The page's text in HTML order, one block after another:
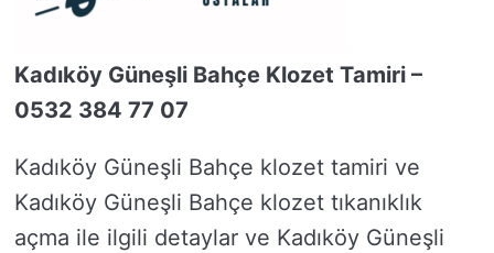
Kadıköy Güneşli Bahçe Klozet Tamiri –
0532 384 77 07
Kadıköy Güneşli Bahçe klozet tamiri ve
Kadıköy Güneşli Bahçe klozet tıkanıklık
açma ile ilgili detaylar ve Kadıköy Güneşli